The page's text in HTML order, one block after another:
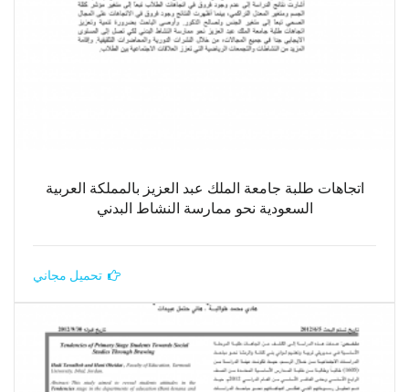
اتجاهات طلبة جامعة الملك عبد العزيز بالمملكة العربية
السعودية نحو ممارسة النشاط البدني
تحميل مجاني